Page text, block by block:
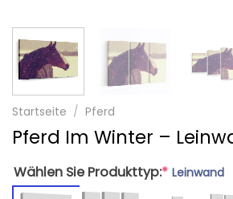
Startseite / Pferd
Pferd Im Winter –
Wählen Sie Produkttyp:* Leinwand